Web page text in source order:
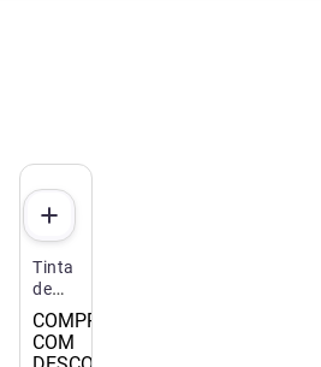
Tinta
de
Cabelo
Biocolor
Mini
COMPRE 2
COM